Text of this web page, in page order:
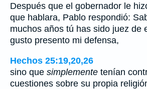
Después que el gobernador le
que hablara, Pablo respondió:
muchos años tú has sido juez de
gusto presento mi defensa,
Hechos 25:19,20,26
sino que simplemente tenían
cuestiones sobre su propia